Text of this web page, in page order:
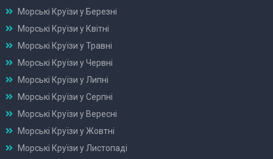
Морські Круїзи у Березні
Морські Круїзи у Квітні
Морські Круїзи у Травні
Морські Круїзи у Червні
Морські Круїзи у Липні
Морські Круїзи у Серпні
Морські Круїзи у Вересні
Морські Круїзи у Жовтні
Морські Круїзи у Листопаді